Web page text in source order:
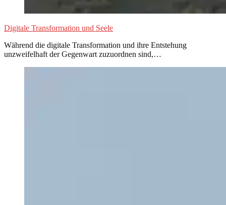
Digitale Transformation und Seele
Während die digitale Transformation und ihre Entstehung
unzweifelhaft der Gegenwart zuzuordnen sind,…